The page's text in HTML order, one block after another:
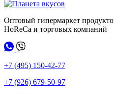
Оптовый гипермаркет
HoReCa и торговых компаний
+7 (495) 150-42-77
+7 (926) 679-50-97